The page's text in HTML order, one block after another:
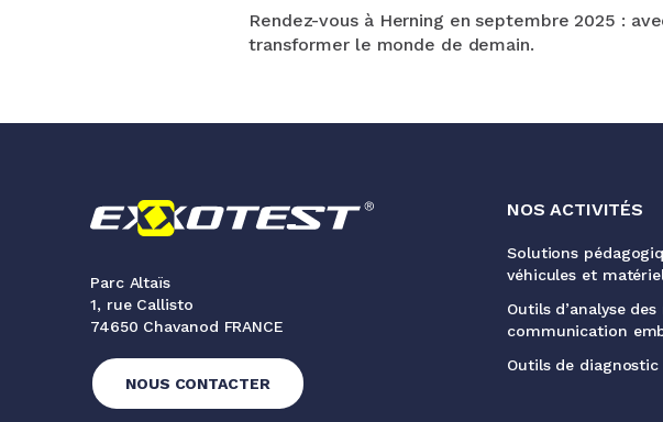
Rendez-vous à Herning en septembre 2025 :
transformer le monde de demain.
Parc Altaïs
1, rue Callisto
74650 Chavanod FRANCE
NOUS CONTACTER
NOS ACTIVITÉS
Solutions
véhicules et
Outils d’analyse
communication
Outils de